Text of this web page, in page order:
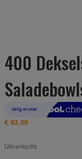
400
€83,00
Uitverkocht